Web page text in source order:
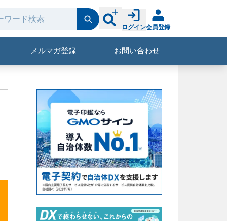
ログイン会員登録
メルマガ登録 お問い合わせ